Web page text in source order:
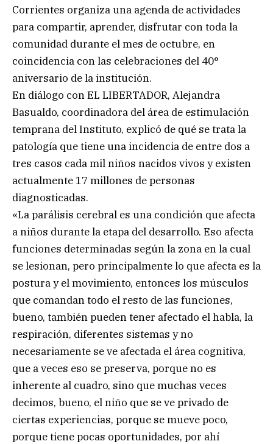
Corrientes organiza una agenda de actividades
para compartir, aprender, disfrutar con toda la
comunidad durante el mes de octubre, en
coincidencia con las celebraciones del 40°
aniversario de la institución.
En diálogo con EL LIBERTADOR, Alejandra
Basualdo, coordinadora del área de estimulación
temprana del Instituto, explicó de qué se trata la
patología que tiene una incidencia de entre dos a
tres casos cada mil niños nacidos vivos y existen
actualmente 17 millones de personas
diagnosticadas.
«La parálisis cerebral es una condición que afecta
a niños durante la etapa del desarrollo. Eso afecta
funciones determinadas según la zona en la cual
se lesionan, pero principalmente lo que afecta es la
postura y el movimiento, entonces los músculos
que comandan todo el resto de las funciones,
bueno, también pueden tener afectado el habla, la
respiración, diferentes sistemas y no
necesariamente se ve afectada el área cognitiva,
que a veces eso se preserva, porque no es
inherente al cuadro, sino que muchas veces
decimos, bueno, el niño que se ve privado de
ciertas experiencias, porque se mueve poco,
porque tiene pocas oportunidades, por ahí